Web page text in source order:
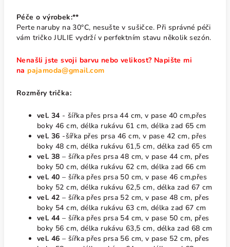
Péče o výrobek:**
Perte naruby na 30°C, nesušte v sušičce. Při správné péči
vám tričko JULIE vydrží v perfektním stavu několik sezón.
Nenašli jste svoji barvu nebo velikost? Napište mi
na pajamoda@gmail.com
Rozměry trička:
vel. 34 - šířka přes prsa 44 cm, v pase 40 cm,přes
boky 46 cm, délka rukávu 61 cm, délka zad 65 cm
vel. 36 -šířka přes prsa 46 cm, v pase 42 cm, přes
boky 48 cm, délka rukávu 61,5 cm, délka zad 65 cm
vel. 38 – šířka přes prsa 48 cm, v pase 44 cm, přes
boky 50 cm, délka rukávu 62 cm, délka zad 66 cm
vel. 40 – šířka přes prsa 50 cm, v pase 46 cm,přes
boky 52 cm, délka rukávu 62,5 cm, délka zad 67 cm
vel. 42 – šířka přes prsa 52 cm, v pase 48 cm, přes
boky 54 cm, délka rukávu 63 cm, délka zad 67 cm
vel. 44– šířka přes prsa 54 cm, v pase 50 cm, přes
boky 56 cm, délka rukávu 63,5 cm, délka zad 68 cm
vel. 46– šířka přes prsa 56 cm, v pase 52 cm, přes